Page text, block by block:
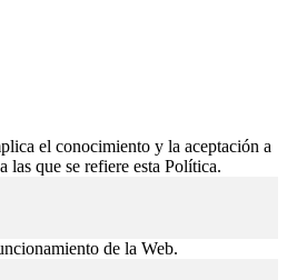
el conocimiento y la aceptación a
las que se refiere esta Política.
de la Web.